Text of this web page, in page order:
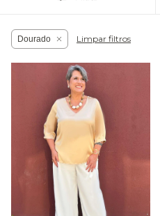
Dourado Limpar filtros